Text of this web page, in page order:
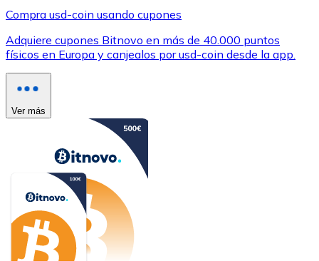
Compra usd-coin usando cupones
Adquiere cupones Bitnovo en más de 40.000 puntos
físicos en Europa y canjealos por usd-coin desde la app.
Ver más